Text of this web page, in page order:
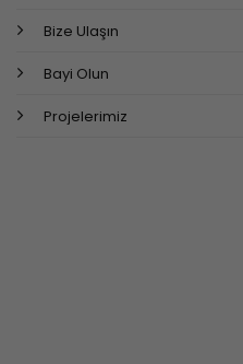
Bize Ulaşın
Bayi Olun
Projelerimiz